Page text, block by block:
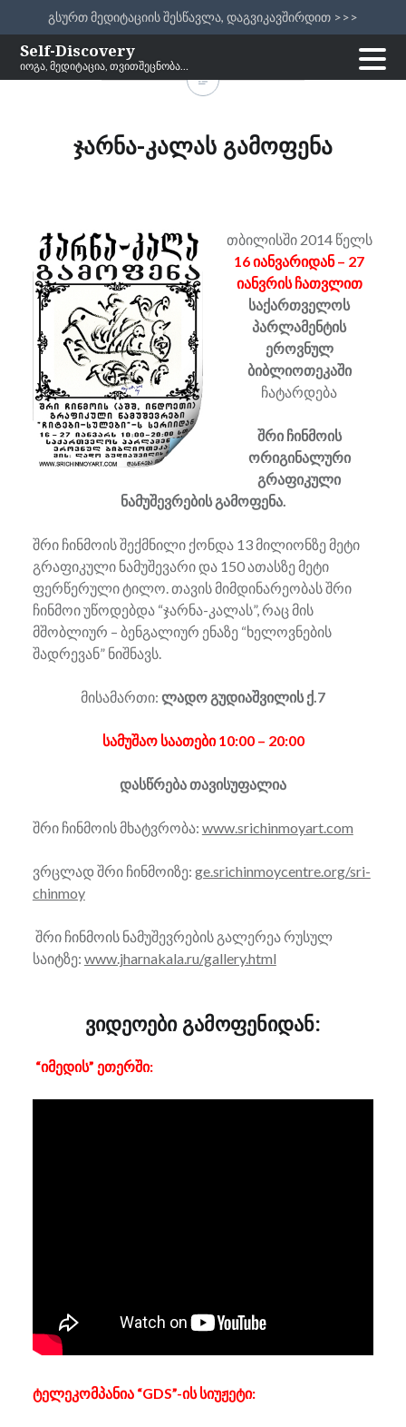
გსურთ მედიტაციის შესწავლა, დაგვიკავშირდით >>>
SkipSelf-Discovery
იოგა, მედიტაცია, თვითშეცნობა…
ჯარნა-კალას გამოფენა
თბილისში 2014 წელს
16 იანვარიდან – 27
იანვრის ჩათვლით
საქართველოს
პარლამენტის
ეროვნულ
ბიბლიოთეკაში
ჩატარდება
შრი ჩინმოის
ორიგინალური
გრაფიკული
ნამუშევრების გამოფენა.
შრი ჩინმოის შექმნილი ქონდა 13 მილიონზე მეტი
გრაფიკული ნამუშევარი და 150 ათასზე მეტი
ფერწერული ტილო. თავის მიმდინარეობას შრი
ჩინმოი უწოდებდა “ჯარნა-კალას”, რაც მის
მშობლიურ – ბენგალიურ ენაზე “ხელოვნების
შადრევან” ნიშნავს.
მისამართი: ლადო გუდიაშვილის ქ.7
სამუშაო საათები 10:00 – 20:00
დასწრება თავისუფალია
შრი ჩინმოის მხატვრობა: www.srichinmoyart.com
ვრცლად შრი ჩინმოიზე: ge.srichinmoycentre.org/sri-
chinmoy
შრი ჩინმოის ნამუშევრების გალერეა რუსულ
საიტზე: www.jharnakala.ru/gallery.html
ვიდეოები გამოფენიდან:
“იმედის” ეთერში:
ტელეკომპანია “GDS”-ის სიუჟეტი: